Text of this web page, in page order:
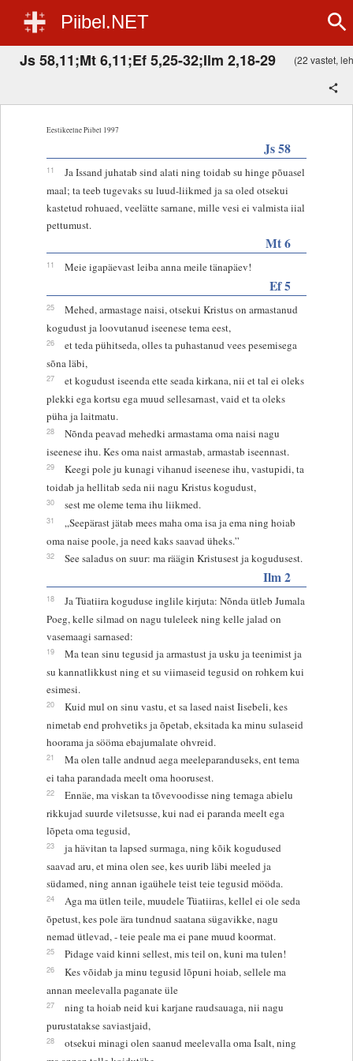
Piibel.NET
Js 58,11;Mt 6,11;Ef 5,25-32;Ilm 2,18-29 (22 vastet,
Eestikeelne Piibel 1997
Js 58
11
Ja Issand juhatab sind alati ning toidab su hinge põuasel
maal; ta teeb tugevaks su luud-liikmed ja sa oled otsekui
kastetud rohuaed, veelätte sarnane, mille vesi ei valmista iial
pettumust.
Mt 6
11 Meie igapäevast leiba anna meile tänapäev!
Ef 5
25
Mehed, armastage naisi, otsekui Kristus on armastanud
kogudust ja loovutanud iseenese tema eest,
26
et teda pühitseda, olles ta puhastanud vees pesemisega
sõna läbi,
27
et kogudust iseenda ette seada kirkana, nii et tal ei oleks
plekki ega kortsu ega muud sellesarnast, vaid et ta oleks
püha ja laitmatu.
28
Nõnda peavad mehedki armastama oma naisi nagu
iseenese ihu. Kes oma naist armastab, armastab iseennast.
29
Keegi pole ju kunagi vihanud iseenese ihu, vastupidi, ta
toidab ja hellitab seda nii nagu Kristus kogudust,
30 sest me oleme tema ihu liikmed.
31
„Seepärast jätab mees maha oma isa ja ema ning hoiab
oma naise poole, ja need kaks saavad üheks.”
32 See saladus on suur: ma räägin Kristusest ja kogudusest.
Ilm 2
18
Ja Tüatiira koguduse inglile kirjuta: Nõnda ütleb Jumala
Poeg, kelle silmad on nagu tuleleek ning kelle jalad on
vasemaagi sarnased:
19
Ma tean sinu tegusid ja armastust ja usku ja teenimist ja
su kannatlikkust ning et su viimaseid tegusid on rohkem kui
esimesi.
20
Kuid mul on sinu vastu, et sa lased naist Iisebeli, kes
nimetab end prohvetiks ja õpetab, eksitada ka minu sulaseid
hoorama ja sööma ebajumalate ohvreid.
21
Ma olen talle andnud aega meeleparanduseks, ent tema
ei taha parandada meelt oma hoorusest.
22
Ennäe, ma viskan ta tõvevoodisse ning temaga abielu
rikkujad suurde viletsusse, kui nad ei paranda meelt ega
lõpeta oma tegusid,
23
ja hävitan ta lapsed surmaga, ning kõik kogudused
saavad aru, et mina olen see, kes uurib läbi meeled ja
südamed, ning annan igaühele teist teie tegusid mööda.
24
Aga ma ütlen teile, muudele Tüatiiras, kellel ei ole seda
õpetust, kes pole ära tundnud saatana sügavikke, nagu
nemad ütlevad, - teie peale ma ei pane muud koormat.
25 Pidage vaid kinni sellest, mis teil on, kuni ma tulen!
26
Kes võidab ja minu tegusid lõpuni hoiab, sellele ma
annan meelevalla paganate üle
27
ning ta hoiab neid kui karjane raudsauaga, nii nagu
purustatakse saviastjaid,
28
otsekui minagi olen saanud meelevalla oma Isalt, ning